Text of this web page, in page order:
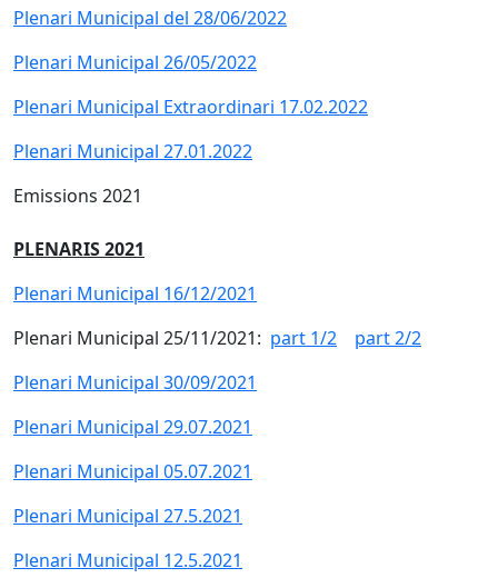
Plenari Municipal del 28/06/2022
Plenari Municipal 26/05/2022
Plenari Municipal Extraordinari 17.02.2022
Plenari Municipal 27.01.2022
Emissions 2021
PLENARIS 2021
Plenari Municipal 16/12/2021
Plenari Municipal 25/11/2021: part 1/2
part 2/2
Plenari Municipal 30/09/2021
Plenari Municipal 29.07.2021
Plenari Municipal 05.07.2021
Plenari Municipal 27.5.2021
Plenari Municipal 12.5.2021